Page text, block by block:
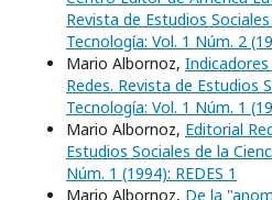
Revista de Estudios
Tecnología: Vol. 1 Núm. 2
Mario Albornoz,
Redes. Revista de Estudios
Tecnología: Vol. 1 Núm. 1
Mario Albornoz, Editorial
Estudios Sociales de la
Núm. 1 (1994): REDES 1
Mario Albornoz, De la